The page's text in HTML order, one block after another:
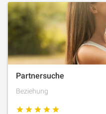
Partnersuche
Beziehung